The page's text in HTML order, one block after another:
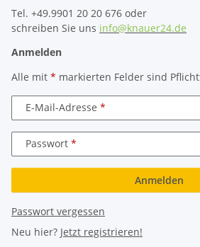
Tel. +49.9901 20 20 676 oder
schreiben Sie uns info@knauer24.de
Anmelden
Alle mit * markierten Felder sind
E-Mail-Adresse
Passwort
Anmelden
Passwort vergessen
Neu hier? Jetzt registrieren!